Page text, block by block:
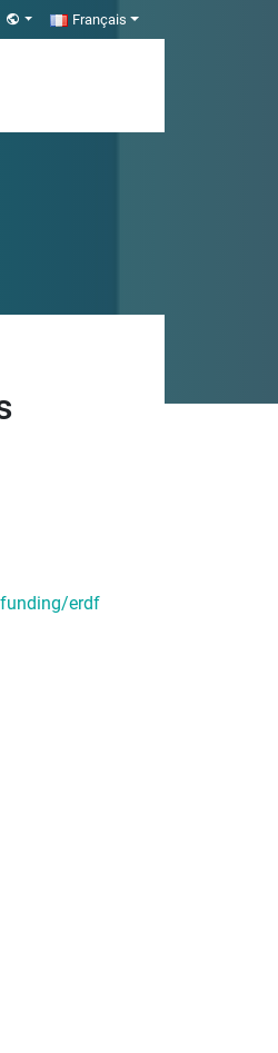
Français
erdf